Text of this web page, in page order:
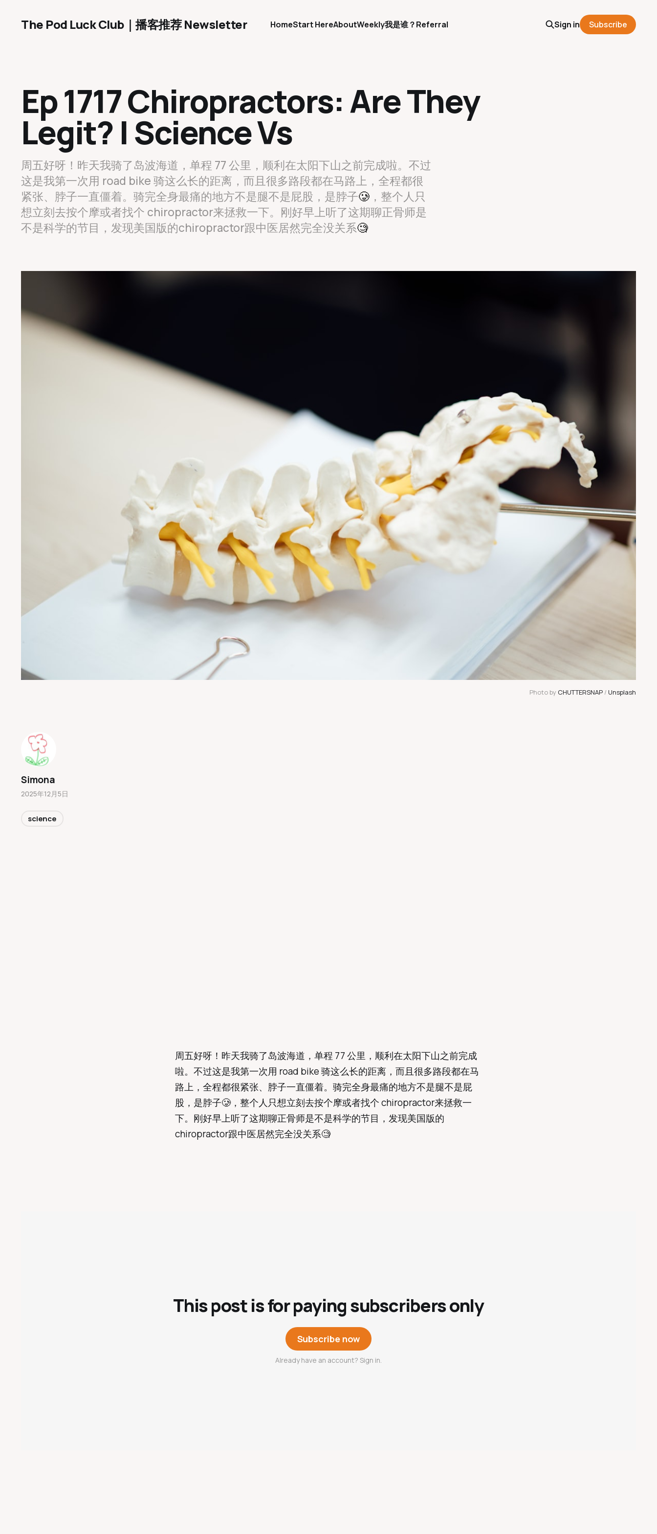
The Pod Luck Club｜播客推荐 Newsletter HomeStart HereAboutWeekly我是谁？Referral Sign in Subscribe
Ep 1717 Chiropractors: Are They
Legit? | Science Vs
周五好呀！昨天我骑了岛波海道，单程 77 公里，顺利在太阳下山之前完成啦。不过
这是我第一次用 road bike 骑这么长的距离，而且很多路段都在马路上，全程都很
紧张、脖子一直僵着。骑完全身最痛的地方不是腿不是屁股，是脖子🥲 ，整个人只
想立刻去按个摩或者找个 chiropractor来拯救一下。刚好早上听了这期聊正骨师是
不是科学的节目，发现美国版的chiropractor跟中医居然完全没关系🧐
Photo by CHUTTERSNAP / Unsplash
周五好呀！昨天我骑了岛波海道，单程 77 公里，顺利在太阳下山之前完成
啦。不过这是我第一次用 road bike 骑这么长的距离，而且很多路段都在马
路上，全程都很紧张、脖子一直僵着。骑完全身最痛的地方不是腿不是屁
股，是脖子🥲，整个人只想立刻去按个摩或者找个 chiropractor来拯救一
下。刚好早上听了这期聊正骨师是不是科学的节目，发现美国版的
chiropractor跟中医居然完全没关系🧐
This post is for paying subscribers only
Subscribe now
Already have an account? Sign in.
Simona
2025年12月5日
science